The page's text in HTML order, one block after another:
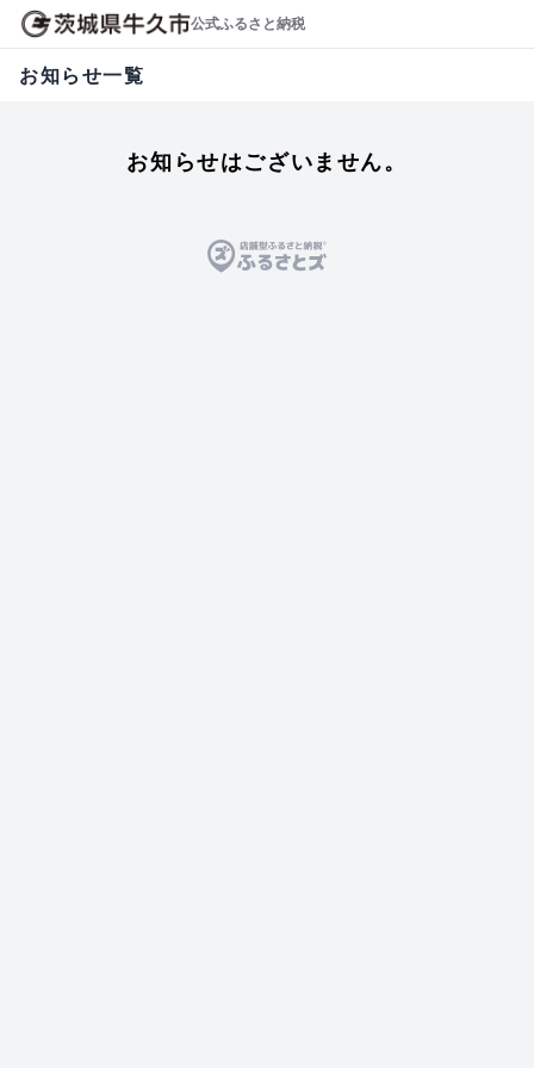
公式ふるさと納税
お知らせ一覧
お知らせはございません。